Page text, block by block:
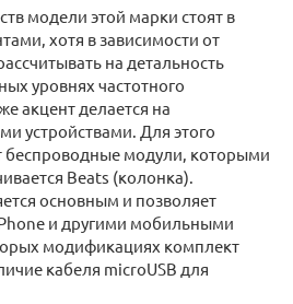
модели этой марки стоят в
хотя в зависимости от
на детальность
уровнях частотного
акцент делается на
устройствами. Для этого
беспроводные модули, которыми
Beats (колонка).
основным и позволяет
и другими мобильными
модификациях комплект
кабеля microUSB для